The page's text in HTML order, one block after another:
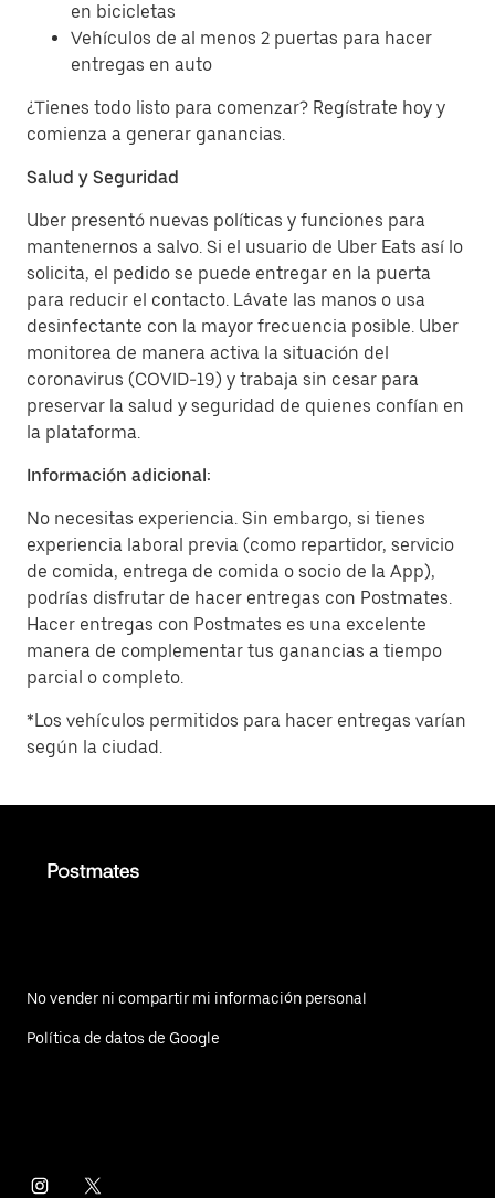
en bicicletas
Vehículos de al menos 2 puertas para hacer
entregas en auto
¿Tienes todo listo para comenzar? Regístrate hoy y
comienza a generar ganancias.
Salud y Seguridad
Uber presentó nuevas políticas y funciones para
mantenernos a salvo. Si el usuario de Uber Eats así lo
solicita, el pedido se puede entregar en la puerta
para reducir el contacto. Lávate las manos o usa
desinfectante con la mayor frecuencia posible. Uber
monitorea de manera activa la situación del
coronavirus (COVID-19) y trabaja sin cesar para
preservar la salud y seguridad de quienes confían en
la plataforma.
Información adicional:
No necesitas experiencia. Sin embargo, si tienes
experiencia laboral previa (como repartidor, servicio
de comida, entrega de comida o socio de la App),
podrías disfrutar de hacer entregas con Postmates.
Hacer entregas con Postmates es una excelente
manera de complementar tus ganancias a tiempo
parcial o completo.
*Los vehículos permitidos para hacer entregas varían
según la ciudad.
No vender ni compartir mi información personal
Política de datos de Google